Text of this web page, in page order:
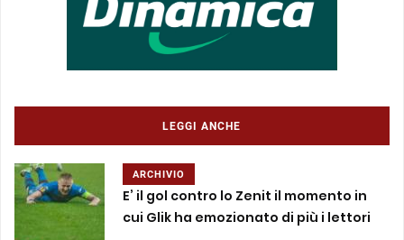
LEGGI ANCHE
ARCHIVIO
E’ il gol contro lo Zenit il momento in
cui Glik ha emozionato di più i lettori